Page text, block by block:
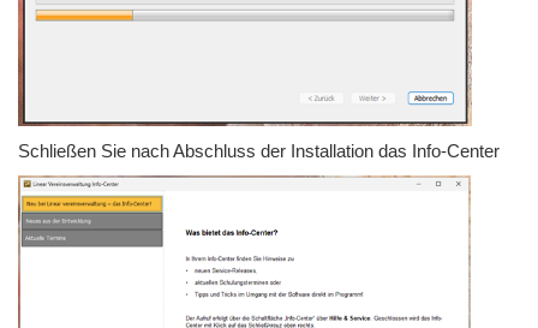
Schließen Sie nach Abschluss der Installation das Info-Center